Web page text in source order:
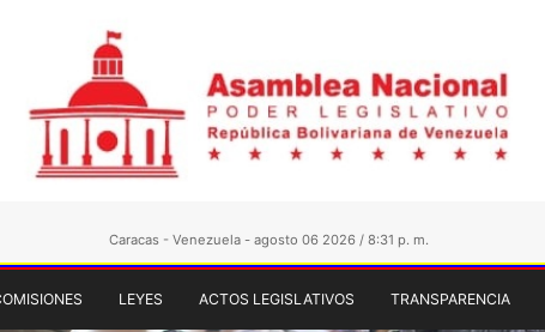
Caracas - Venezuela - agosto 06 2026 / 8:31 p. m.
LEYES ACTOS LEGISLATIVOS TRANSPARENCIA